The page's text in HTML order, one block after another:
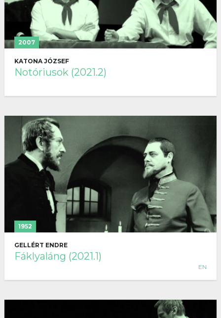
2007
KATONA JÓZSEF
Notóriusok (2021.2)
1952
GELLÉRT ENDRE
Fáklyaláng (2021.1)
EN